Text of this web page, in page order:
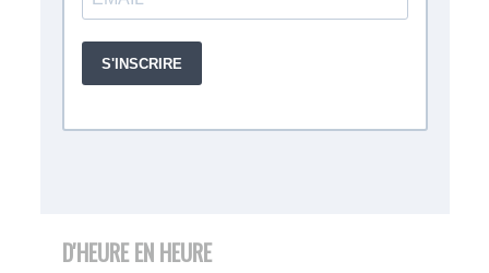
D'HEURE EN HEURE